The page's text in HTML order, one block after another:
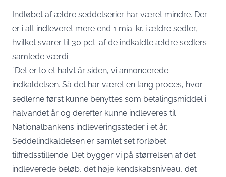
Indløbet af ældre seddelserier har været mindre. Der
er i alt indleveret mere end 1 mia. kr. i ældre sedler,
hvilket svarer til 30 pct. af de indkaldte ældre sedlers
samlede værdi.
”Det er to et halvt år siden, vi annoncerede
indkaldelsen. Så det har været en lang proces, hvor
sedlerne først kunne benyttes som betalingsmiddel i
halvandet år og derefter kunne indleveres til
Nationalbankens indleveringssteder i et år.
Seddelindkaldelsen er samlet set forløbet
tilfredsstillende. Det bygger vi på størrelsen af det
indleverede beløb, det høje kendskabsniveau, det